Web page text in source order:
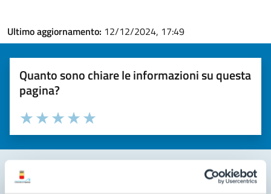
Ultimo aggiornamento: 12/12/2024, 17:49
Quanto sono chiare le informazioni su questa
pagina?
Valuta la chiarezza delle informazioni (da 1 a 5 stelle)
Seleziona il numero di stelle per valutare la chiarezza delle
Valuta 5 stelle su 5
Valuta 4 stelle su 5
Valuta 3 stelle su 5
Valuta 2 stelle su 5
Valuta 1 stelle su 5